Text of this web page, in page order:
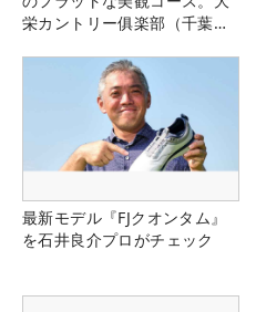
栄カントリー俱楽部（千葉
最新モデル『FJクオンタム』
を石井良介プロがチェック